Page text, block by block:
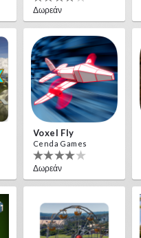
Δωρεάν
Voxel Fly
Cenda Games
Δωρεάν